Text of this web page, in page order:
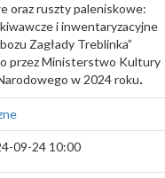
oraz ruszty paleniskowe:
i inwentaryzacyjne
Zagłady Treblinka”
przez Ministerstwo Kultury
w 2024 roku.
09-24 10:00